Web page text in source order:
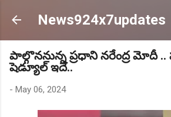
Skip to main content
News924x7updates
పాల్గొననున్న ప్రధాని నరేంద్ర మోదీ ..
షెడ్యూల్ ఇదే..
- May 06, 2024